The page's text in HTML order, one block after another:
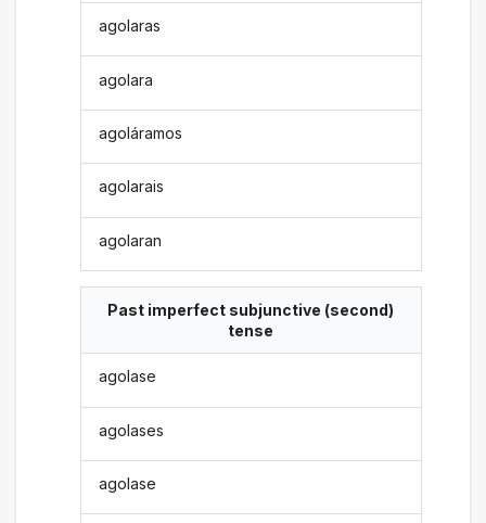
agolaras
agolara
agoláramos
agolarais
agolaran
Past imperfect subjunctive (second)
tense
agolase
agolases
agolase